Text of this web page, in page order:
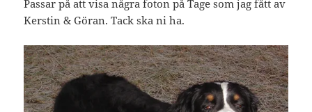
Passar på att visa några foton på Tage som jag fått av
Kerstin & Göran. Tack ska ni ha.